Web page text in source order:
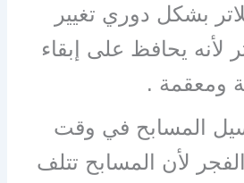
بشكل دوري تغيير
لأنه يحافظ على إبقاء
ومعقمة .
المسابح في وقت
الفجر لأن المسابح تتلف